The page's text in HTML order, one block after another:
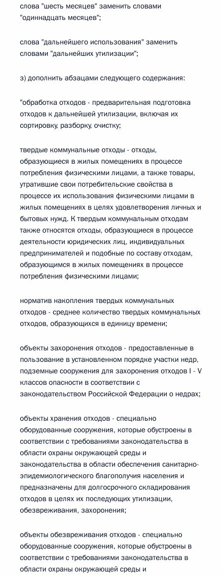
слова "шесть месяцев" заменить словами
"одиннадцать месяцев";
слова "дальнейшего использования" заменить
словами "дальнейших утилизации";
з) дополнить абзацами следующего содержания:
"обработка отходов - предварительная подготовка
отходов к дальнейшей утилизации, включая их
сортировку, разборку, очистку;
твердые коммунальные отходы - отходы,
образующиеся в жилых помещениях в процессе
потребления физическими лицами, а также товары,
утратившие свои потребительские свойства в
процессе их использования физическими лицами в
жилых помещениях в целях удовлетворения личных и
бытовых нужд. К твердым коммунальным отходам
также относятся отходы, образующиеся в процессе
деятельности юридических лиц, индивидуальных
предпринимателей и подобные по составу отходам,
образующимся в жилых помещениях в процессе
потребления физическими лицами;
норматив накопления твердых коммунальных
отходов - среднее количество твердых коммунальных
отходов, образующихся в единицу времени;
объекты захоронения отходов - предоставленные в
пользование в установленном порядке участки недр,
подземные сооружения для захоронения отходов I - V
классов опасности в соответствии с
законодательством Российской Федерации о недрах;
объекты хранения отходов - специально
оборудованные сооружения, которые обустроены в
соответствии с требованиями законодательства в
области охраны окружающей среды и
законодательства в области обеспечения санитарно-
эпидемиологического благополучия населения и
предназначены для долгосрочного складирования
отходов в целях их последующих утилизации,
обезвреживания, захоронения;
объекты обезвреживания отходов - специально
оборудованные сооружения, которые обустроены в
соответствии с требованиями законодательства в
области охраны окружающей среды и